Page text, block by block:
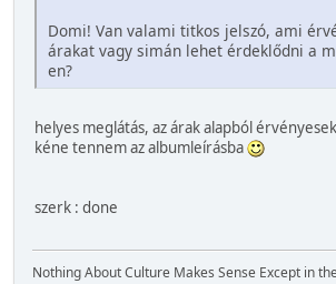
Domi! Van valami titkos jelszó, ami
árakat vagy simán lehet érdeklődni a
en?
helyes meglátás, az árak alapból
kéne tennem az albumleírásba
szerk : done
Nothing About Culture Makes Sense Except in